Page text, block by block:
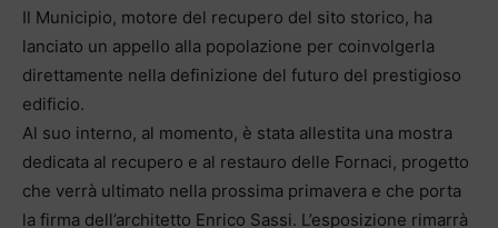
Il Municipio, motore del recupero del sito storico, ha
lanciato un appello alla popolazione per coinvolgerla
direttamente nella definizione del futuro del prestigioso
edificio.
Al suo interno, al momento, è stata allestita una mostra
dedicata al recupero e al restauro delle Fornaci, progetto
che verrà ultimato nella prossima primavera e che porta
la firma dell’architetto Enrico Sassi. L’esposizione rimarrà